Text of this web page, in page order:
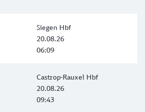
Siegen Hbf
20.08.26
06:09
Castrop-Rauxel Hbf
20.08.26
09:43